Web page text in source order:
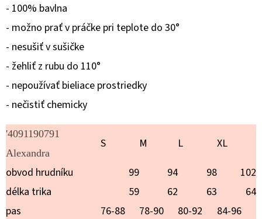
- 100% bavlna
- možno prať v práčke pri teplote do 30°
- nesušiť v sušičke
- žehliť z rubu do 110°
- nepoužívať bieliace prostriedky
- nečistiť chemicky
'4091190791
Alexandra
S M L
XL
obvod hrudníku
99 94 98
102
délka trika
59 62 63
64
pas
76-88 78-90 80-92 84-96
€20,90